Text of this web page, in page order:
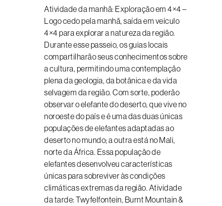
Atividade da manhã: Exploração em 4×4 –
Logo cedo pela manhã, saída em veículo
4×4 para explorar a natureza da região.
Durante esse passeio, os guias locais
compartilharão seus conhecimentos sobre
a cultura, permitindo uma contemplação
plena da geologia, da botânica e da vida
selvagem da região. Com sorte, poderão
observar o elefante do deserto, que vive no
noroeste do país e é uma das duas únicas
populações de elefantes adaptadas ao
deserto no mundo; a outra está no Mali,
norte da África. Essa população de
elefantes desenvolveu características
únicas para sobreviver às condições
climáticas extremas da região. Atividade
da tarde: Twyfelfontein, Burnt Mountain &